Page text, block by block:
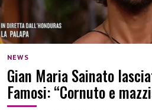
NEWS
Gian Maria Sainato
Famosi: “Cornuto e